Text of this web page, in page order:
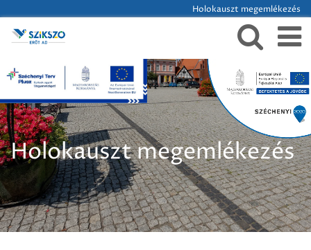
Holokauszt megemlékezés
Holokauszt megemlékezés